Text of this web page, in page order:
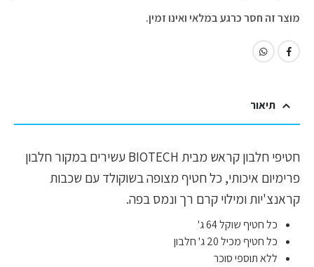
מוצר זה חסר כרגע במלאי ואינו זמין.
תיאור
חטיפי חלבון קראש מבית BIOTECH עשירים במקור חלבון
פרימיום איכותי, כל חטיף מצופה בשוקולד עם שכבות
קראנצ'יות ומילוי קרם רך ונמס בפה.
כל חטיף שוקל 64 ג'
כל חטיף מכיל 20 ג' חלבון
ללא תוספי סוכר